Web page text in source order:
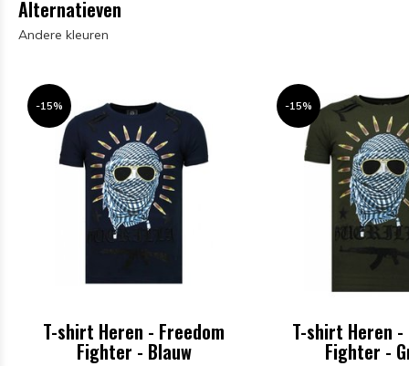
Alternatieven
Andere kleuren
-15%
T-shirt Heren - Freedom
Fighter - Blauw
-15%
T-shirt Heren -
Fighter -